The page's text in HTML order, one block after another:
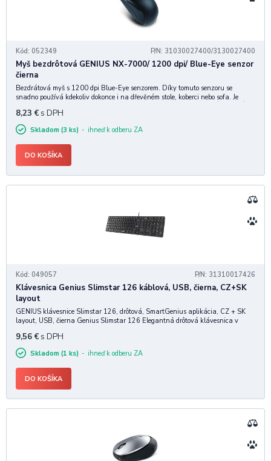
Kód: 052349 P/N: 31030027400/3130027400
Myš bezdrôtová GENIUS NX-7000/ 1200 dpi/ Blue-Eye senzor
čierna
Bezdrátová myš s 1200 dpi Blue-Eye senzorem. Díky tomuto senzoru se
snadno používá kdekoliv dokonce i na dřevěném stole, koberci nebo sofa. Je
SPECIFIKACE Citlivost snímače: 1
8,23 € s DPH
Skladom (3 ks) ihneď k odberu ZA
DO KOŠÍKA
Kód: 049057 P/N: 31310017426
Klávesnica Genius Slimstar 126 káblová, USB, čierna, CZ+SK
layout
GENIUS klávesnice Slimstar 126, drôtová, SmartGenius aplikácia, CZ + SK
layout, USB, čierna Genius Slimstar 126 Elegantná drôtová klávesnica v
Vďaka tomu poskytuje užívateľovi ma
9,56 € s DPH
Skladom (1 ks) ihneď k odberu ZA
DO KOŠÍKA